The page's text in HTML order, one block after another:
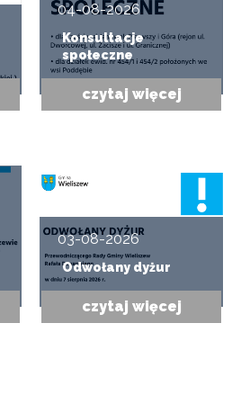
04-08-2026
Konsultacje
społeczne
czytaj więcej
03-08-2026
Odwołany dyżur
czytaj więcej